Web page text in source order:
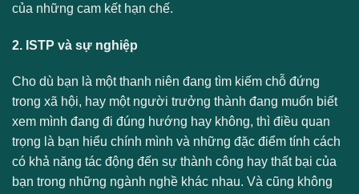
của những cam kết hạn chế.
2. ISTP và sự nghiệp
Cho dù bạn là một thanh niên đang tìm kiếm chỗ đứng
trong xã hội, hay một người trưởng thành đang muốn biết
xem mình đang đi đúng hướng hay không, thì điều quan
trọng là bạn hiểu chính mình và những đặc điểm tính cách
có khả năng tác động đến sự thành công hay thất bại của
bạn trong những ngành nghề khác nhau. Và cũng không